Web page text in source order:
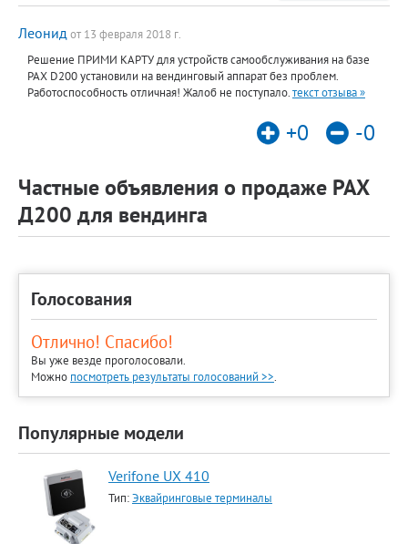
Леонидот 13 февраля 2018 г.
Решение ПРИМИ КАРТУ для устройств самообслуживания на базе
PAX D200 установили на вендинговый аппарат без проблем.
Работоспособность отличная! Жалоб не поступало.текст отзыва »
+0
-0
Частные объявления о продаже PAX
Д200 для вендинга
Голосования
Отлично! Спасибо!
Вы уже везде проголосовали.
Можно посмотреть результаты голосований >>.
Популярные модели
Verifone UX 410
Тип:Эквайринговые терминалы